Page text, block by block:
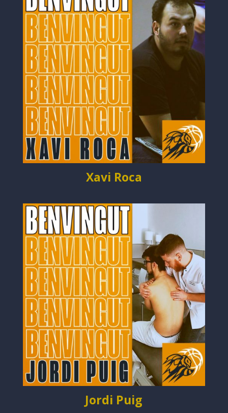
Xavi Roca
Jordi Puig